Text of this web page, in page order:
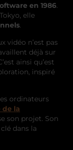
en 1986.
elle
.
vidéo n’est pas
déjà sur
ainsi qu’est
inspiré
ordinateurs
de la
son projet. Son
dans la